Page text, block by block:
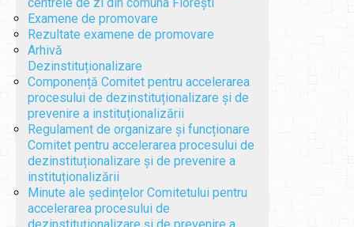
Examene de promovare
Rezultate examene de promovare
Arhivă
Dezinstituționalizare
Componență Comitet pentru accelerarea
procesului de dezinstituționalizare și de
prevenire a instituționalizării
Regulament de organizare și funcționare
Comitet pentru accelerarea procesului de
dezinstituționalizare și de prevenire a
instituționalizării
Minute ale ședințelor Comitetului pentru
accelerarea procesului de